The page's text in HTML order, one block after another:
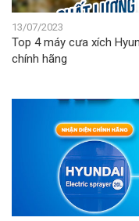
13/07/2023
Top 4 máy cưa xích
chính hãng